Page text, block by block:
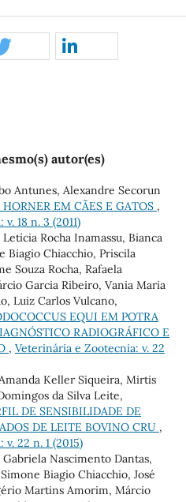
autor(es)
Antunes, Alexandre Secorun
EM CÃES E GATOS ,
18 n. 3 (2011)
Rocha Inamassu, Bianca
Biagio Chiacchio, Priscila
Souza Rocha, Rafaela
Garcia Ribeiro, Vania Maria
Luiz Carlos Vulcano,
EQUI EM POTRA
RADIOGRÁFICO E
, Veterinária e Zootecnia: v. 22
Keller Siqueira, Mirtis
da Silva Leite,
DE SENSIBILIDADE DE
DE LEITE BOVINO CRU ,
22 n. 1 (2015)
Gabriela Nascimento Dantas,
Biagio Chiacchio, José
Martins Amorim, Márcio